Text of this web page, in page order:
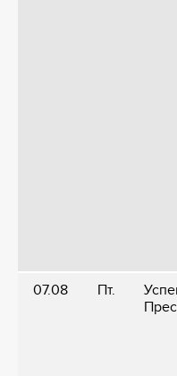
07.08 Пт.